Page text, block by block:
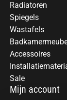
Radiatoren
Spiegels
Wastafels
Accessoires
Sale
Mijn account